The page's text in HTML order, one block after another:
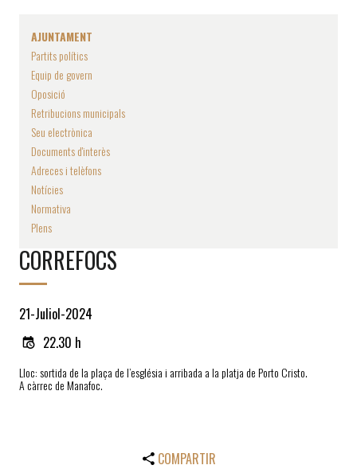
AJUNTAMENT
Partits polítics
Equip de govern
Oposició
Retribucions municipals
Seu electrònica
Documents d'interès
Adreces i telèfons
Notícies
Normativa
Plens
CORREFOCS
21-Juliol-2024
22.30 h
Lloc: sortida de la plaça de l’església i arribada a la platja de Porto Cristo.
A càrrec de Manafoc.
COMPARTIR